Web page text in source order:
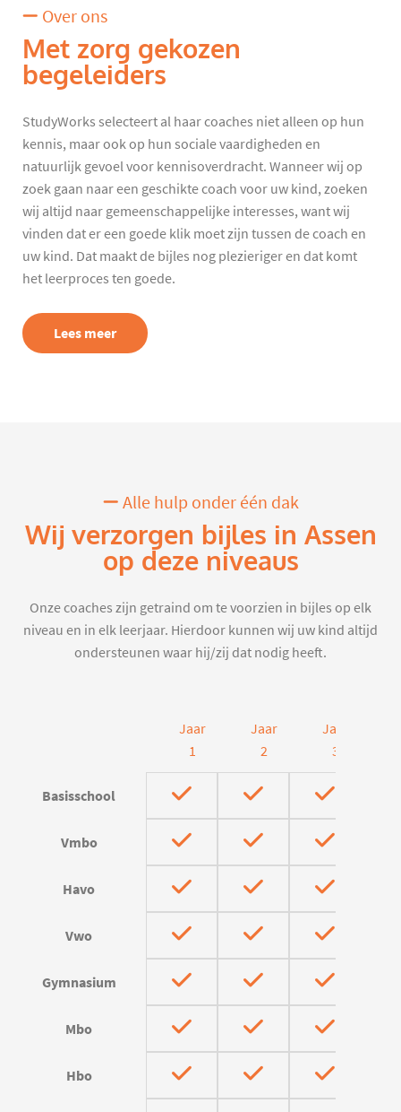
Over ons
Met zorg gekozen
begeleiders
StudyWorks selecteert al haar coaches niet alleen op hun
kennis, maar ook op hun sociale vaardigheden en
natuurlijk gevoel voor kennisoverdracht. Wanneer wij op
zoek gaan naar een geschikte coach voor uw kind, zoeken
wij altijd naar gemeenschappelijke interesses, want wij
vinden dat er een goede klik moet zijn tussen de coach en
uw kind. Dat maakt de bijles nog plezieriger en dat komt
het leerproces ten goede.
Lees meer
Alle hulp onder één dak
Wij verzorgen bijles in Assen
op deze niveaus
Onze coaches zijn getraind om te voorzien in bijles op elk
niveau en in elk leerjaar. Hierdoor kunnen wij uw kind altijd
ondersteunen waar hij/zij dat nodig heeft.
Jaar
1
Jaar
2
Jaar
3
Basisschool
Vmbo
Havo
Vwo
Gymnasium
Mbo
Hbo